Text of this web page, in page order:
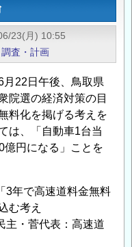
23(月) 10:55
調査・計画
月22日午後、鳥取県
院選の経済対策の目
料化を掲げる考えを
は、「自動車1台当
億円になる」ことを
年で高速道料金無料
む考え
・菅代表：高速道